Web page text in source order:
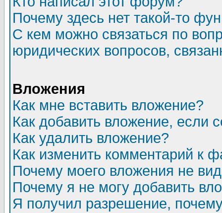
Почему здесь нет такой-то
С кем можно связаться по
юридических вопросов,
Вложения
Как мне вставить вложение?
Как добавить вложение, если
Как удалить вложение?
Как изменить комментарий к
Почему моего вложения не
Почему я не могу добавить
Я получил разрешение,